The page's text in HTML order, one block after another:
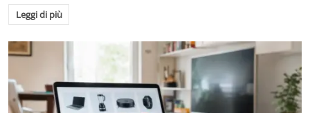
Leggi di più